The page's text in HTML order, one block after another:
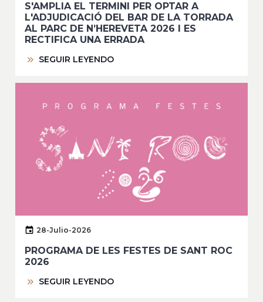
S'AMPLIA EL TERMINI PER OPTAR A
L'ADJUDICACIÓ DEL BAR DE LA TORRADA
AL PARC DE N’HEREVETA 2026 I ES
RECTIFICA UNA ERRADA
SEGUIR LEYENDO
28-Julio-2026
PROGRAMA DE LES FESTES DE SANT ROC
2026
SEGUIR LEYENDO